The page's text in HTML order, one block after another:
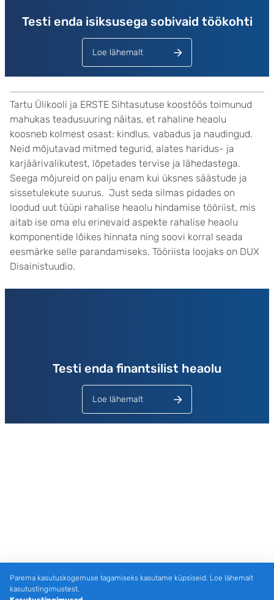
Testi enda isiksusega sobivaid töökohti
Loe lähemalt
Tartu Ülikooli ja ERSTE Sihtasutuse koostöös toimunud
mahukas teadusuuring näitas, et rahaline heaolu
koosneb kolmest osast: kindlus, vabadus ja naudingud.
Neid mõjutavad mitmed tegurid, alates haridus- ja
karjäärivalikutest, lõpetades tervise ja lähedastega.
Seega mõjureid on palju enam kui üksnes säästude ja
sissetulekute suurus. Just seda silmas pidades on
loodud uut tüüpi rahalise heaolu hindamise tööriist, mis
aitab ise oma elu erinevaid aspekte rahalise heaolu
komponentide lõikes hinnata ning soovi korral seada
eesmärke selle parandamiseks. Tööriista loojaks on DUX
Disainistuudio.
Testi enda finantsilist heaolu
Loe lähemalt
Parema kasutuskogemuse tagamiseks kasutame küpsiseid. Loe lähemalt
kasutustingimustest.